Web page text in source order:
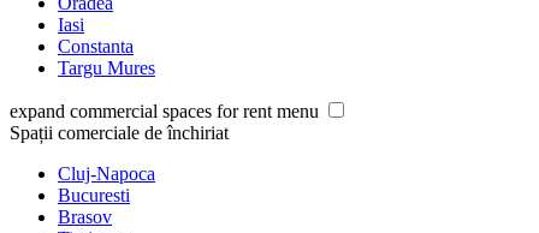
Iasi
Constanta
Targu Mures
expand commercial spaces for rent menu
Spații comerciale de închiriat
Cluj-Napoca
Bucuresti
Brasov